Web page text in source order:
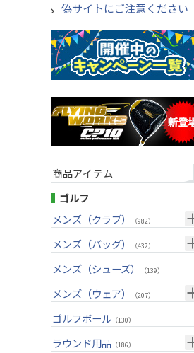
偽サイトにご注意ください
商品アイテム
ゴルフ
メンズ（クラブ）
（982）
クラブセット(右用)（24）
ドライバー(右用)
フェアウェイウッド(右用)
メンズ（バッグ） （432）
キャディバッグ（212）
ボストンバッグ
トートバッグ
メンズ（シューズ） （139）
メンズ（ウェア） （207）
トップス（55）
ボトムス（26）
ゴルフボール （130）
ラウンド用品 （186）